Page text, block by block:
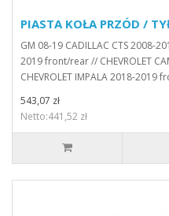
PIASTA KOŁA PRZÓD /
GM 08-19 CADILLAC CTS 2008-
2019 front/rear // CHEVROLET
CHEVROLET IMPALA 2018-2019
543,07 zł
Netto:441,52 zł